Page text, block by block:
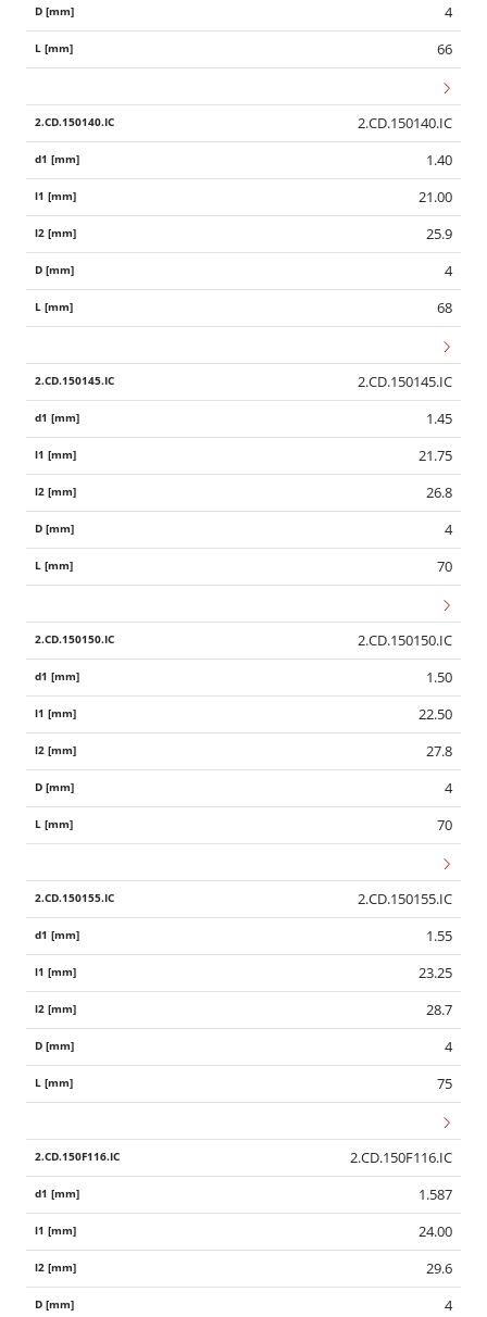
4
66
2.CD.150140.IC
1.40
21.00
25.9
4
68
2.CD.150145.IC
1.45
21.75
26.8
4
70
2.CD.150150.IC
1.50
22.50
27.8
4
70
2.CD.150155.IC
1.55
23.25
28.7
4
75
2.CD.150F116.IC
1.587
24.00
29.6
4